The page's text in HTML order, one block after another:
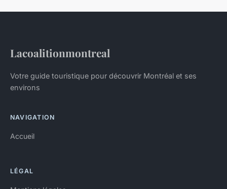
Lacoalitionmontreal
Votre guide touristique pour découvrir Montréal et ses
environs
NAVIGATION
Accueil
LÉGAL